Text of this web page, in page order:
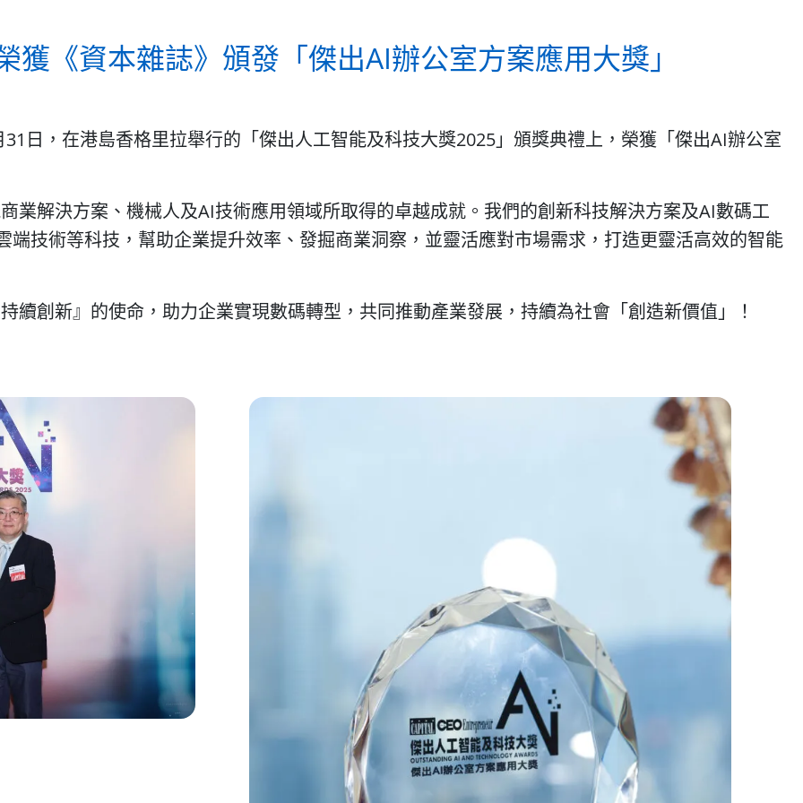
獲《資本雜誌》頒發「傑出AI辦公室方案應用大獎」
日，在港島香格里拉舉行的「傑出人工智能及科技大獎2025」頒獎典禮上，榮獲「傑出AI辦公室
業解決方案、機械人及AI技術應用領域所取得的卓越成就。我們的創新科技解決方案及AI數碼工
端技術等科技，幫助企業提升效率、發掘商業洞察，並靈活應對市場需求，打造更靈活高效的智能
續創新』的使命，助力企業實現數碼轉型，共同推動產業發展，持續為社會「創造新價值」！